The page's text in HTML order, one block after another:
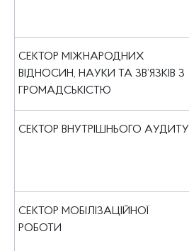
СЕКТОР МІЖНАРОДНИХ
ВІДНОСИН, НАУКИ ТА ЗВ’ЯЗКІВ З
ГРОМАДСЬКІСТЮ
СЕКТОР ВНУТРІШНЬОГО АУДИТУ
СЕКТОР МОБІЛІЗАЦІЙНОЇ
РОБОТИ